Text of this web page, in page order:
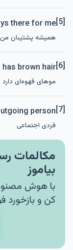
[5]
there for me
همیشه پشتیبان
[6]
has brown hair
موهای قهوه‌ای دارد
[7]
person
فردی اجتماعی
مکالمات
بیاموز
کن و بازخورد